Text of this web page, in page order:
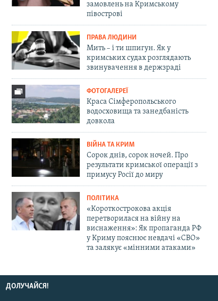
замовлень на Кримському
півострові
ПРАВА ЛЮДИНИ
Мить – і ти шпигун. Як у
кримських судах розглядають
звинувачення в держзраді
ФОТОГАЛЕРЕЇ
Краса Сімферопольського
водосховища та занедбаність
довкола
ВІЙНА ТА КРИМ
Сорок днів, сорок ночей. Про
результати кримської операції з
примусу Росії до миру
ПОЛІТИКА
«Короткострокова акція
перетворилася на війну на
виснаження»: Як пропаганда РФ
у Криму пояснює невдачі «СВО»
та залякує «мінними атаками»
ДОЛУЧАЙСЯ!